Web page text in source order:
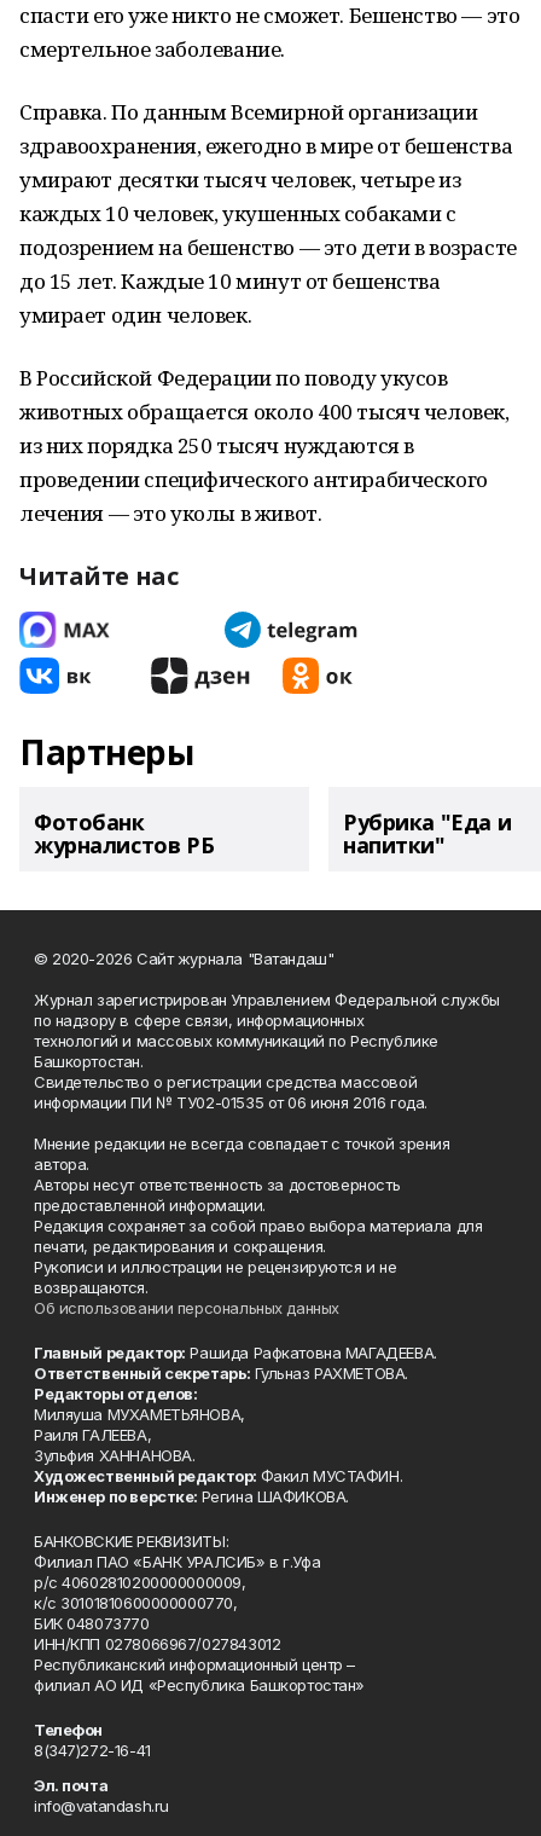
спасти его уже никто не сможет. Бешенство — это
смертельное заболевание.
Справка. По данным Всемирной организации
здравоохранения, ежегодно в мире от бешенства
умирают десятки тысяч человек, четыре из
каждых 10 человек, укушенных собаками с
подозрением на бешенство — это дети в возрасте
до 15 лет. Каждые 10 минут от бешенства
умирает один человек.
В Российской Федерации по поводу укусов
животных обращается около 400 тысяч человек,
из них порядка 250 тысяч нуждаются в
проведении специфического антирабического
лечения — это уколы в живот.
Читайте нас
Партнеры
Фотобанк
журналистов РБ
Рубрика "Еда и
напитки"
© 2020-2026 Сайт журнала "Ватандаш"
Журнал зарегистрирован Управлением Федеральной службы
по надзору в сфере связи, информационных
технологий и массовых коммуникаций по Республике
Башкортостан.
Свидетельство о регистрации средства массовой
информации ПИ № ТУ02-01535 от 06 июня 2016 года.
Мнение редакции не всегда совпадает с точкой зрения
автора.
Авторы несут ответственность за достоверность
предоставленной информации.
Редакция сохраняет за собой право выбора материала для
печати, редактирования и сокращения.
Рукописи и иллюстрации не рецензируются и не
возвращаются.
Об использовании персональных данных
Главный редактор: Рашида Рафкатовна МАГАДЕЕВА.
Ответственный секретарь: Гульназ РАХМЕТОВА.
Редакторы отделов:
Миляуша МУХАМЕТЬЯНОВА,
Раиля ГАЛЕЕВА,
Зульфия ХАННАНОВА.
Художественный редактор: Факил МУСТАФИН.
Инженер по верстке: Регина ШАФИКОВА.
БАНКОВСКИЕ РЕКВИЗИТЫ:
Филиал ПАО «БАНК УРАЛСИБ» в г.Уфа
р/с 40602810200000000009,
к/с 30101810600000000770,
БИК 048073770
ИНН/КПП 0278066967/027843012
Республиканский информационный центр –
филиал АО ИД «Республика Башкортостан»
Телефон
8(347)272-16-41
Эл. почта
info@vatandash.ru